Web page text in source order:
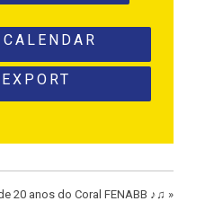
20 anos do Coral FENABB ♪♫ »